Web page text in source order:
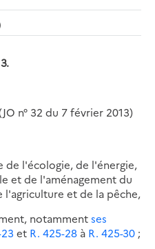
n° 32 du 7 février 2013)
de l'écologie, de l'énergie,
et de l'aménagement du
et de la pêche,
notammentses
et R. 425-28 à R. 425-30 ;